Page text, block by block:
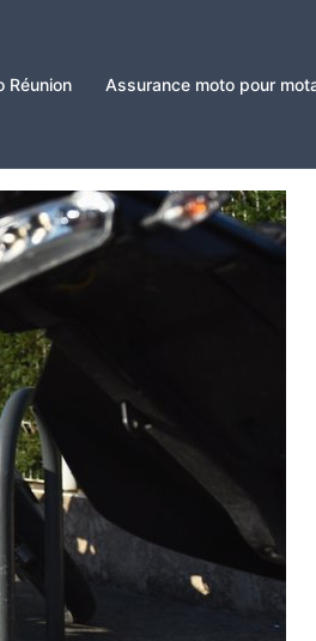
Réunion Assurance moto pour